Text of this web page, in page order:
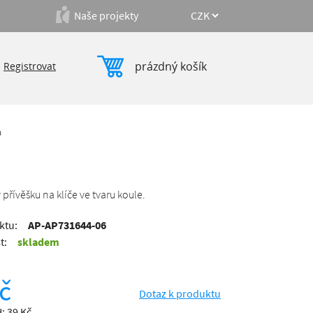
prázdný košík
Registrovat
Naše projekty
přívěšku na klíče ve tvaru koule.
AP-AP731644-06
skladem
Dotaz k produktu